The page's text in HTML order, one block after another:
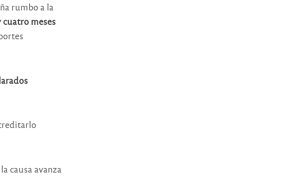
rumbo a la
cuatro meses
causa avanza